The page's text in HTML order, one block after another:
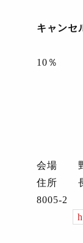
キャンセ
10 ％
会場 野
住所 長
8005-2